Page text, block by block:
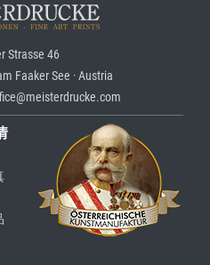
Strasse 46
Faaker See · Austria